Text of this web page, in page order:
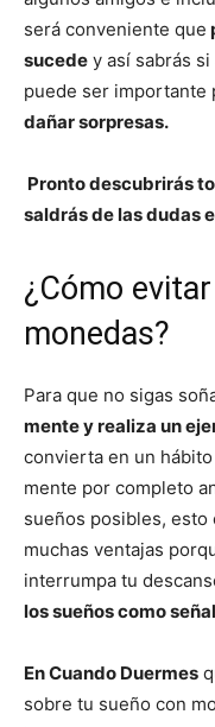
será conveniente que
sucede y así sabrás
puede ser importante
dañar sorpresas.
Pronto descubrirás
saldrás de las dudas
¿Cómo
monedas?
Para que no sigas
mente y realiza un
convierta en un
mente por completo
sueños posibles, esto
muchas ventajas
interrumpa tu
los sueños como
En Cuando Duermes
sobre tu sueño con